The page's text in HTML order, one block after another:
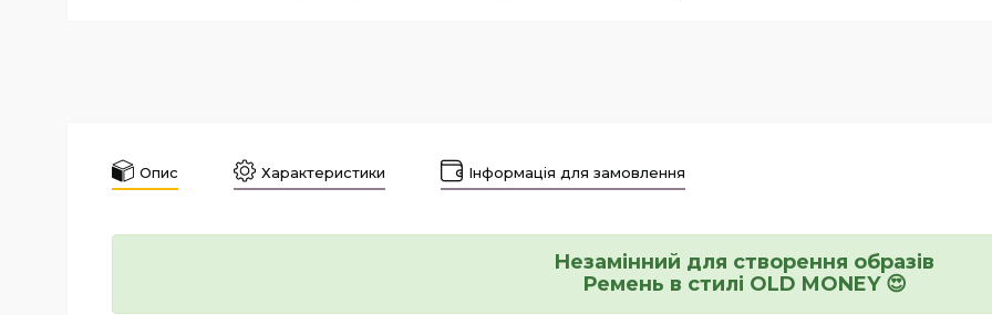
Опис Характеристики Інформація для замовлення
Незамінний для створення образів
Ремень в стилі OLD MONEY 😍